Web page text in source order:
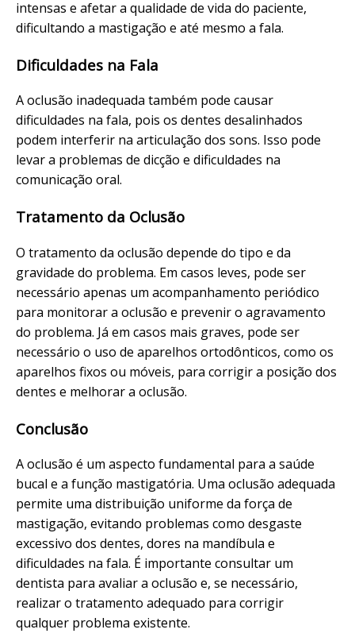
intensas e afetar a qualidade de vida do paciente,
dificultando a mastigação e até mesmo a fala.
Dificuldades na Fala
A oclusão inadequada também pode causar
dificuldades na fala, pois os dentes desalinhados
podem interferir na articulação dos sons. Isso pode
levar a problemas de dicção e dificuldades na
comunicação oral.
Tratamento da Oclusão
O tratamento da oclusão depende do tipo e da
gravidade do problema. Em casos leves, pode ser
necessário apenas um acompanhamento periódico
para monitorar a oclusão e prevenir o agravamento
do problema. Já em casos mais graves, pode ser
necessário o uso de aparelhos ortodônticos, como os
aparelhos fixos ou móveis, para corrigir a posição dos
dentes e melhorar a oclusão.
Conclusão
A oclusão é um aspecto fundamental para a saúde
bucal e a função mastigatória. Uma oclusão adequada
permite uma distribuição uniforme da força de
mastigação, evitando problemas como desgaste
excessivo dos dentes, dores na mandíbula e
dificuldades na fala. É importante consultar um
dentista para avaliar a oclusão e, se necessário,
realizar o tratamento adequado para corrigir
qualquer problema existente.